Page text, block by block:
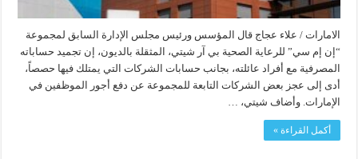
الامارات / علاء عجاج قال المؤسس ورئيس مجلس الإدارة السابق لمجموعة
“إن إم سي” للرعاية الصحية بي آر شيتي، المثقلة بالديون، إن تجميد حساباته
المصرفية مع أفراد عائلته، بجانب حسابات الشركات التي يمتلك فيها حصصاً،
أدى إلى عجز بعض الشركات التابعة للمجموعة عن دفع أجور الموظفين في
الإمارات. وأضاف شيتي، …
أكمل القراءة »